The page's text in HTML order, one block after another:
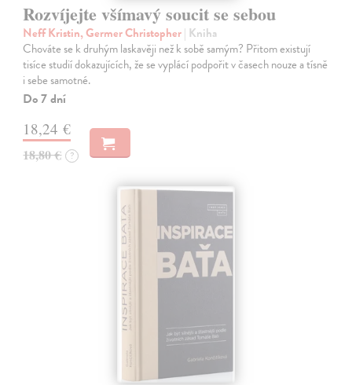
Rozvíjejte všímavý soucit se sebou
Neff Kristin, Germer Christopher| Kniha
Chováte se k druhým laskavěji než k sobě samým? Přitom existují
tisíce studií dokazujících, že se vyplácí podpořit v časech nouze a tísně
i sebe samotné.
Do 7 dní
18,24 €
18,80 € ?